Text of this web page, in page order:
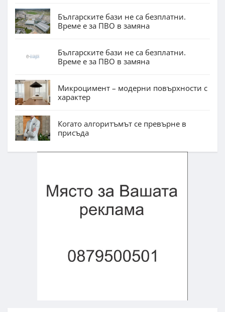
Българските бази не са безплатни.
Време е за ПВО в замяна
Българските бази не са безплатни.
Време е за ПВО в замяна
Микроцимент – модерни повърхности с
характер
Когато алгоритъмът се превърне в
присъда